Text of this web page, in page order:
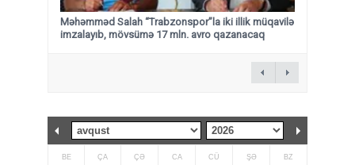
Məhəmməd Salah “Trabzonspor”la iki illik müqavilə
imzalayıb, mövsümə 17 mln. avro qazanacaq
BE ÇA ÇƏ CA CÜ ŞƏ BZ